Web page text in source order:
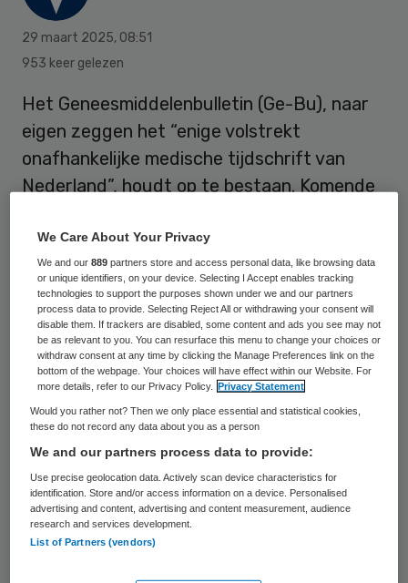
29 maart 2025, 08:51
953 keer gelezen
Het Geneesmiddelenbulletin (Ge-Bu), naar
eigen zeggen het “enige volstrekt
onafhankelijke medische tijdschrift van
Nederland”, houdt op te bestaan. Komende
tijdschrift weten in een verklaring.
Het bestuur van de stichting achter het
tijdschrift heeft tot stoppen moeten
besluiten. Vorig jaar werd bekend dat het
ministerie van Volksgezondheid, Welzijn en
Sport (VWS) heeft besloten de subsidie
bezwaarprocedure daartegen leverde niets
op.
Door het verdwijnen van Ge-Bu “worden
We Care About Your Privacy
We and our889 partners store and access personal data, like browsing data
or unique identifiers, on your device. Selecting I Accept enables tracking
technologies to support the purposes shown under we and our partners
process data to provide. Selecting Reject All or withdrawing your consent will
disable them. If trackers are disabled, some content and ads you see may not
be as relevant to you. You can resurface this menu to change your choices or
withdraw consent at any time by clicking the Manage Preferences link on the
bottom of the webpage. Your choices will have effect within our Website. For
more details, refer to our Privacy Policy.
Privacy Statement
Would you rather not? Then we only place essential and statistical cookies,
these do not record any data about you as a person
We and our partners process data to provide:
Use precise geolocation data. Actively scan device characteristics for
identification. Store and/or access information on a device. Personalised
advertising and content, advertising and content measurement, audience
research and services development.
List of Partners (vendors)